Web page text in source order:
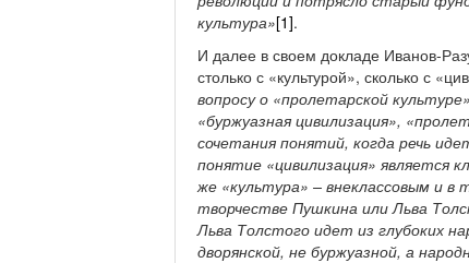
культура»[1].
И далее в своем докладе Иванов-
столько с «культурой», сколько с
вопросу о «пролетарской
«буржуазная цивилизация»,
сочетания понятий, когда речь
понятие «цивилизация» является
же «культура» – внеклассовым и
творчестве Пушкина или Льва
Льва Толстого идет из глубоких
дворянской, не буржуазной, а